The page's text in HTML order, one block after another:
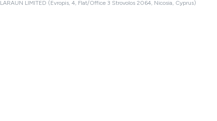
LARAUN LIMITED (Evropis, 4, Flat/Office 3 Strovolos 2064, Nicosia, Cyprus)